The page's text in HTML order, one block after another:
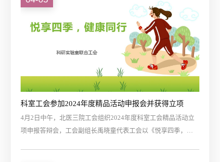
极向上、健康生活的理念。
科室工会参加2024年度精品活动申报会并获得立项
4月2日中午，北医三院工会组织2024年度科室工会精品活动立
项申报答辩会，工会副组长禹晓童代表工会以《悦享四季，健